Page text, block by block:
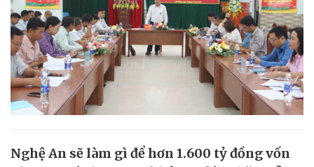
Nghệ An sẽ làm gì để hơn 1.600 tỷ đồng vốn